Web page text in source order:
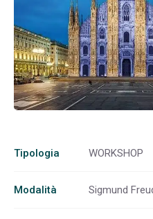
Tipologia WORKSHOP
Modalità Sigmund